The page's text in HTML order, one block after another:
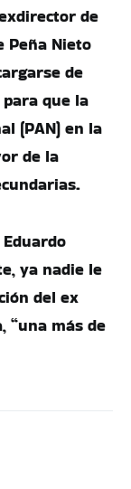
de
Peña Nieto
de
que la
(PAN) en la
de la
ya nadie le
del ex
“una más de